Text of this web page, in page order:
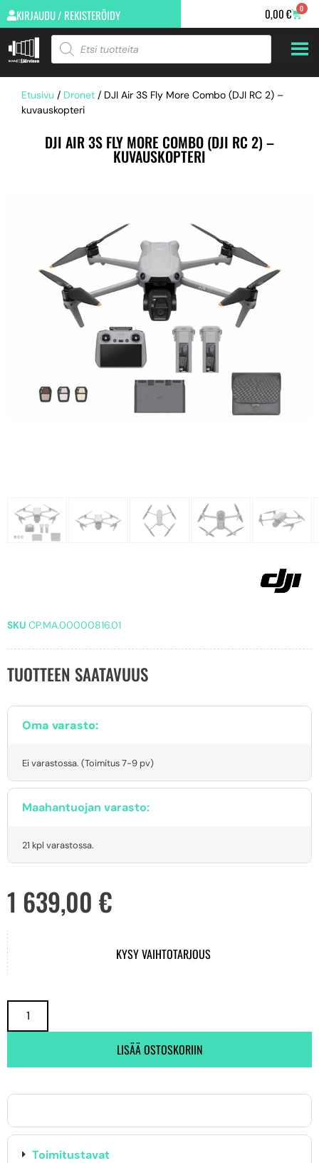
KIRJAUDU / REKISTERÖIDY 0,00€ 0
Etusivu / Dronet / DJI Air 3S Fly More Combo (DJI RC 2) –
kuvauskopteri
DJI AIR 3S FLY MORE COMBO (DJI RC 2) –
KUVAUSKOPTERI
SKU CP.MA.00000816.01
TUOTTEEN SAATAVUUS
Oma varasto:
Ei varastossa. (Toimitus 7-9 pv)
Maahantuojan varasto:
21 kpl varastossa.
1 639,00 €
KYSY VAIHTOTARJOUS
LISÄÄ OSTOSKORIIN
Toimitustavat